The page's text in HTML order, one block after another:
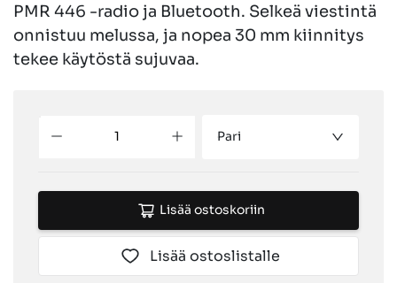
PMR 446 -radio ja Bluetooth. Selkeä viestintä
onnistuu melussa, ja nopea 30 mm kiinnitys
tekee käytöstä sujuvaa.
Pari
Lisää ostoskoriin
Lisää ostoslistalle